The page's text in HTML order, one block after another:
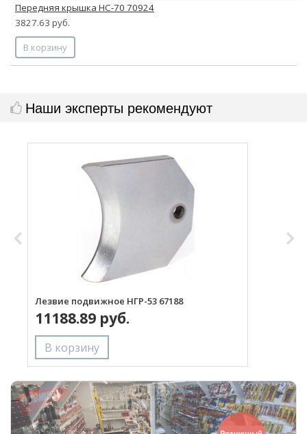
Передняя крышка НС-70 70924
3827.63 руб.
В корзину
Наши эксперты рекомендуют
Лезвие подвижное НГР-53 67188
11188.89 руб.